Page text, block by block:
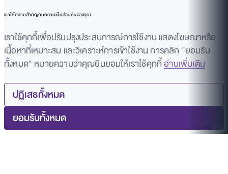
เราให้ความสำคัญกับความเป็นส่วนตัวของคุณ
เราใช้คุกกี้เพื่อปรับปรุงประสบการณ์การใช้งาน แสดงโฆษณาหรือ
เนื้อหาที่เหมาะสม และวิเคราะห์การเข้าใช้งาน การคลิก "ยอมรับ
ทั้งหมด" หมายความว่าคุณยินยอมให้เราใช้คุกกี้อ่านเพิ่มเติม
ปฏิเสธทั้งหมด
ยอมรับทั้งหมด